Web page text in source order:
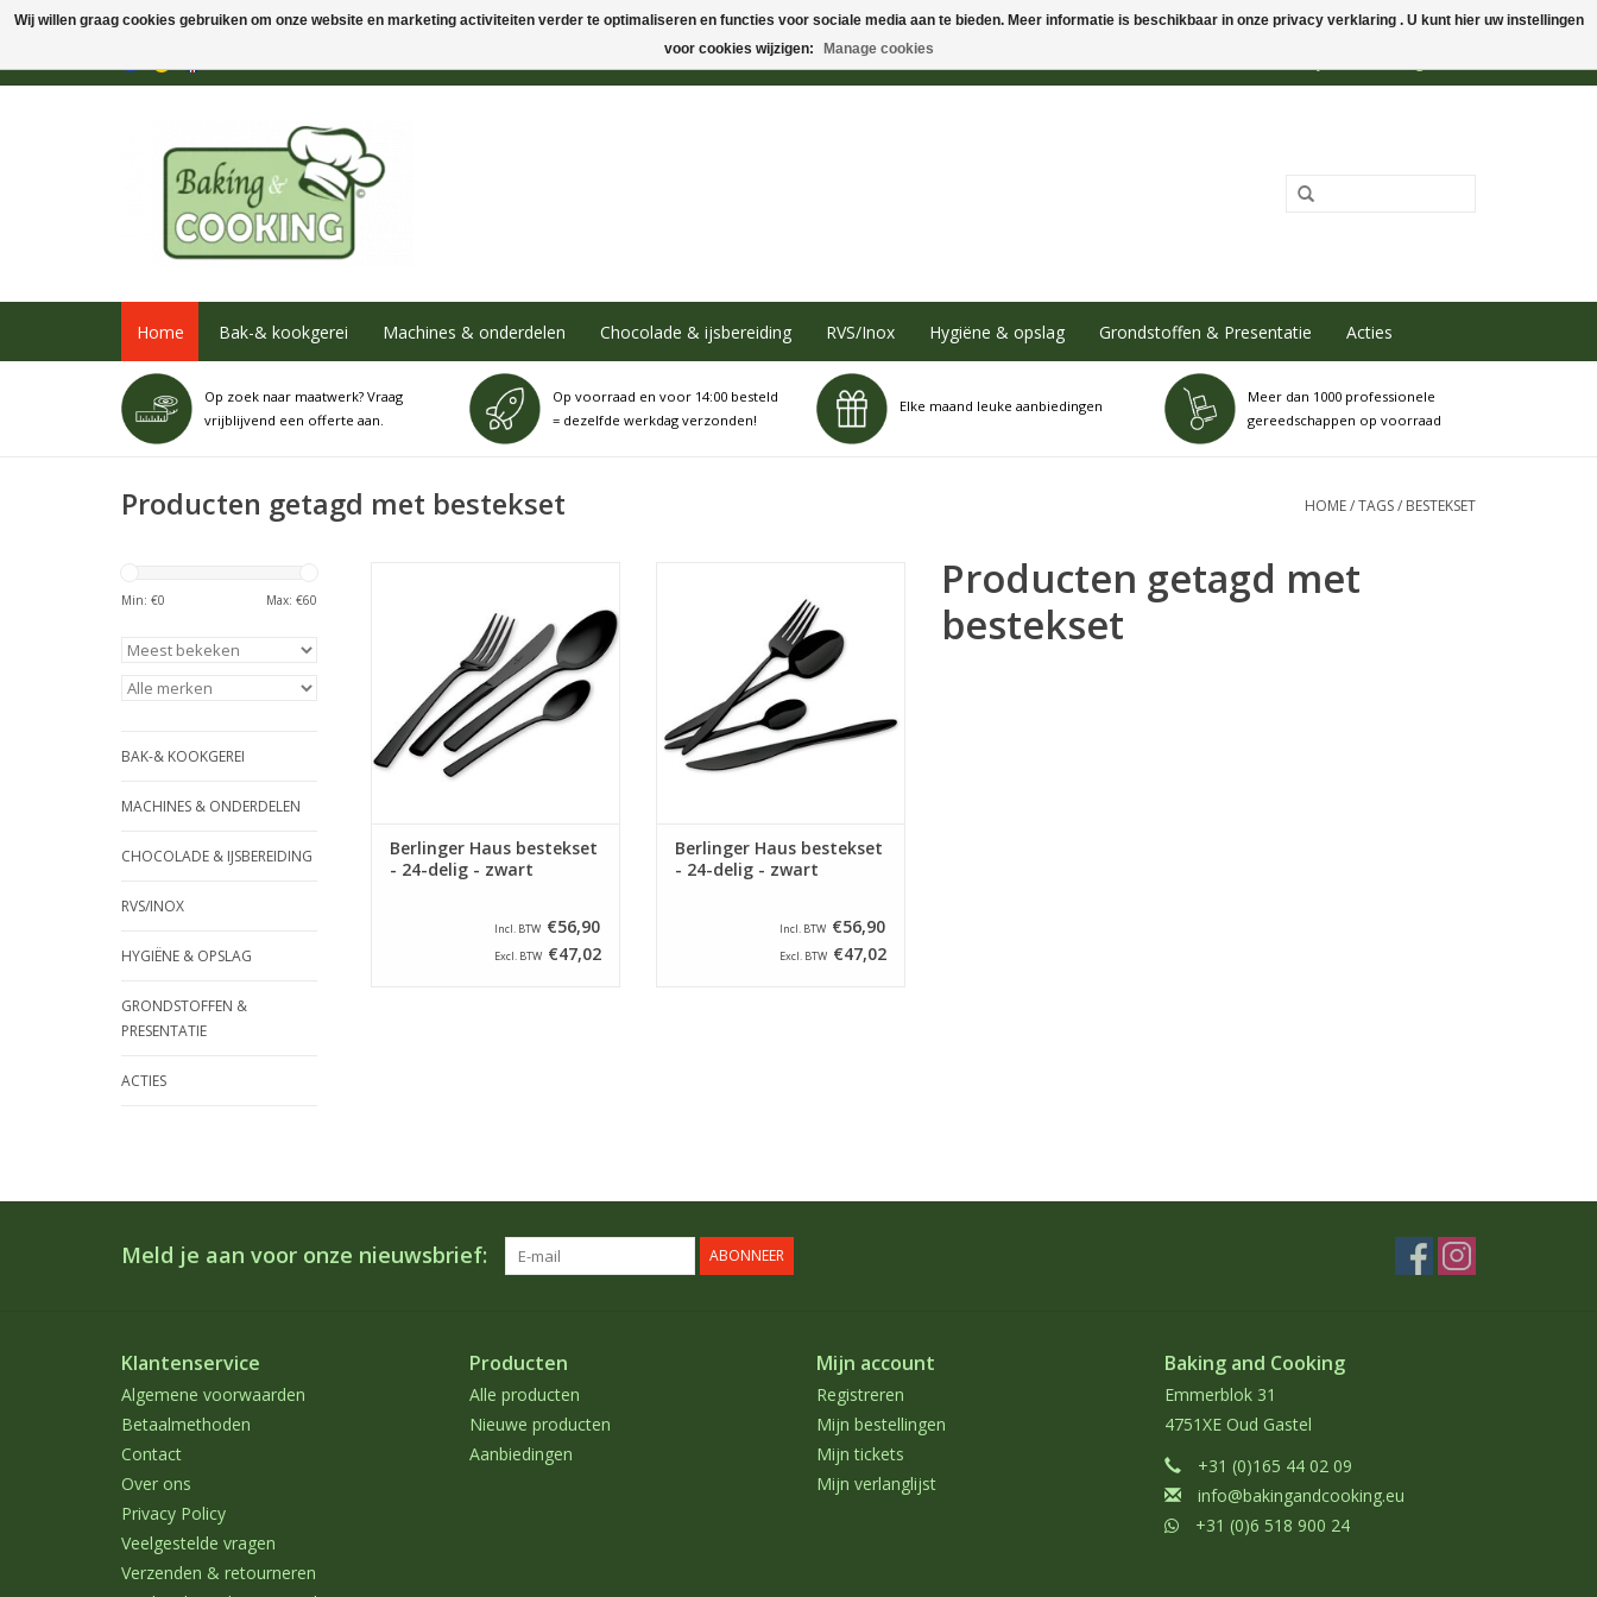
Home Bak-& kookgerei Machines & onderdelen Chocolade & ijsbereiding RVS/Inox Hygiëne & opslag Grondstoffen & Presentatie Acties
Op zoek naar maatwerk? Vraag
vrijblijvend een offerte aan.
Op voorraad en voor 14:00 besteld
= dezelfde werkdag verzonden!
Elke maand leuke aanbiedingen
Meer dan 1000 professionele
gereedschappen op voorraad
Producten getagd met bestekset HOME/TAGS/ BESTEKSET
Min: €0 Max: €60
BAK-& KOOKGEREI
MACHINES & ONDERDELEN
CHOCOLADE & IJSBEREIDING
RVS/INOX
HYGIËNE & OPSLAG
GRONDSTOFFEN &
PRESENTATIE
ACTIES
TOEVOEGEN AAN WINKELWAGEN
Berlinger Haus bestekset
- 24-delig - zwart
Incl. BTW €56,90
Excl. BTW €47,02
delig - zwart
TOEVOEGEN AAN WINKELWAGEN
Berlinger Haus bestekset
- 24-delig - zwart
Incl. BTW €56,90
Excl. BTW €47,02
Producten getagd met
bestekset
Meld je aan voor onze nieuwsbrief: ABONNEER
Klantenservice
Algemene voorwaarden
Betaalmethoden
Contact
Over ons
Privacy Policy
Veelgestelde vragen
Verzenden & retourneren
Producten
Alle producten
Nieuwe producten
Aanbiedingen
Mijn account
Registreren
Mijn bestellingen
Mijn tickets
Mijn verlanglijst
Baking and Cooking
Emmerblok 31
4751XE Oud Gastel
+31 (0)165 44 02 09
info@bakingandcooking.eu
+31 (0)6 518 900 24
Wij willen graag cookies gebruiken om onze website en marketing activiteiten verder te optimaliseren en functies voor sociale media aan te bieden. Meer informatie is beschikbaar in onze privacy verklaring . U kunt hier uw instellingen
voor cookies wijzigen:
Manage cookies